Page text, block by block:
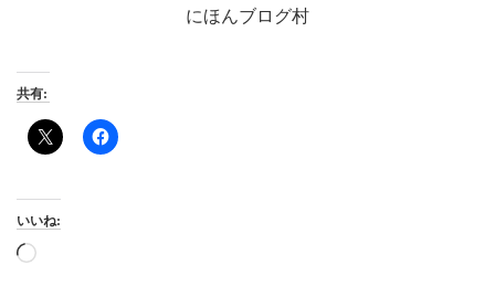
にほんブログ村
共有:
いいね:
読